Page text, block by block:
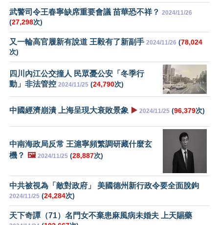
武警司令王春寧缺席重要會議 苗華恐不祥？ 2024/11/26
(27,298次)
又一輪高官履新有說道 王毅有了新副手 2024/11/26 (78,024
次)
四川內江公交撞人 民眾憂公安「冬季行
動」非法管控 2024/11/25 (24,790次)
中國經濟崩潰 上海呈現大衰敗景象 ▶️ 2024/11/25 (96,379次)
中南海政局反常 王滬寧頻繁調研藏什麼玄
機？ 🖼️ 2024/11/25 (28,887次)
中共被視為「敵對政府」 美國德州新行政令要全面脫鉤
2024/11/25 (24,284次)
天下奇譚（71）名門女不棄患麻風病未婚夫 上天賜藥